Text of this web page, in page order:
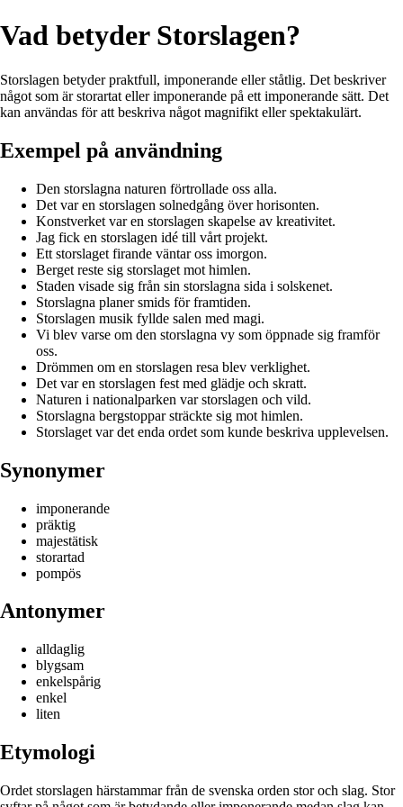
Vad betyder Storslagen?
Storslagen betyder praktfull, imponerande eller ståtlig. Det beskriver
något som är storartat eller imponerande på ett imponerande sätt. Det
kan användas för att beskriva något magnifikt eller spektakulärt.
Exempel på användning
Den storslagna naturen förtrollade oss alla.
Det var en storslagen solnedgång över horisonten.
Konstverket var en storslagen skapelse av kreativitet.
Jag fick en storslagen idé till vårt projekt.
Ett storslaget firande väntar oss imorgon.
Berget reste sig storslaget mot himlen.
Staden visade sig från sin storslagna sida i solskenet.
Storslagna planer smids för framtiden.
Storslagen musik fyllde salen med magi.
Vi blev varse om den storslagna vy som öppnade sig framför
oss.
Drömmen om en storslagen resa blev verklighet.
Det var en storslagen fest med glädje och skratt.
Naturen i nationalparken var storslagen och vild.
Storslagna bergstoppar sträckte sig mot himlen.
Storslaget var det enda ordet som kunde beskriva upplevelsen.
Synonymer
imponerande
präktig
majestätisk
storartad
pompös
Antonymer
alldaglig
blygsam
enkelspårig
enkel
liten
Etymologi
Ordet storslagen härstammar från de svenska orden stor och slag. Stor